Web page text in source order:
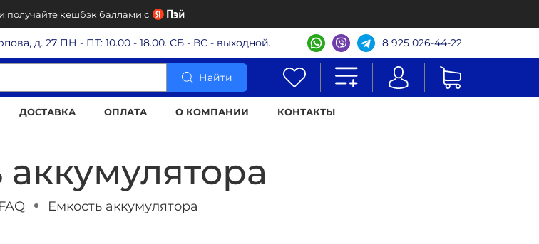
получайте кешбэк баллами с
д. 27 ПН - ПТ: 10.00 - 18.00. СБ - ВС - выходной. 8 925 026-44-22
Найти
ДОСТАВКА ОПЛАТА О КОМПАНИИ КОНТАКТЫ
аккумулятора
FAQ Емкость аккумулятора